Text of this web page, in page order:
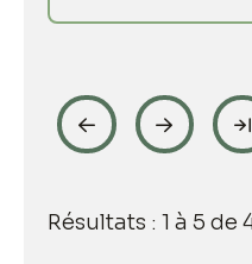
  
Résultats : 1 à 5 de